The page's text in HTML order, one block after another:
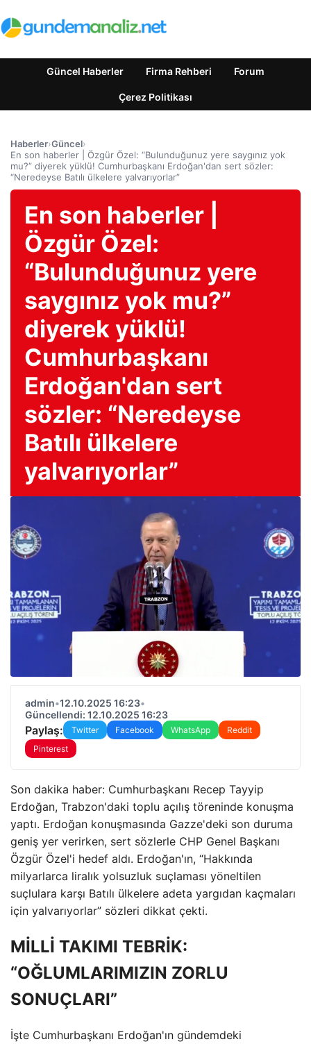
Güncel Haberler Firma Rehberi Forum
Çerez Politikası
Haberler›Güncel›
En son haberler | Özgür Özel: “Bulunduğunuz yere saygınız yok
mu?” diyerek yüklü! Cumhurbaşkanı Erdoğan'dan sert sözler:
“Neredeyse Batılı ülkelere yalvarıyorlar”
En son haberler |
Özgür Özel:
“Bulunduğunuz yere
saygınız yok mu?”
diyerek yüklü!
Cumhurbaşkanı
Erdoğan'dan sert
sözler: “Neredeyse
Batılı ülkelere
yalvarıyorlar”
admin•12.10.2025 16:23•
Güncellendi: 12.10.2025 16:23
Paylaş: Twitter Facebook WhatsApp
Reddit
Pinterest
Son dakika haber: Cumhurbaşkanı Recep Tayyip
Erdoğan, Trabzon'daki toplu açılış töreninde konuşma
yaptı. Erdoğan konuşmasında Gazze'deki son duruma
geniş yer verirken, sert sözlerle CHP Genel Başkanı
Özgür Özel'i hedef aldı. Erdoğan'ın, “Hakkında
milyarlarca liralık yolsuzluk suçlaması yöneltilen
suçlulara karşı Batılı ülkelere adeta yargıdan kaçmaları
için yalvarıyorlar” sözleri dikkat çekti.
MİLLİ TAKIMI TEBRİK:
“OĞLUMLARIMIZIN ZORLU
SONUÇLARI”
İşte Cumhurbaşkanı Erdoğan'ın gündemdeki